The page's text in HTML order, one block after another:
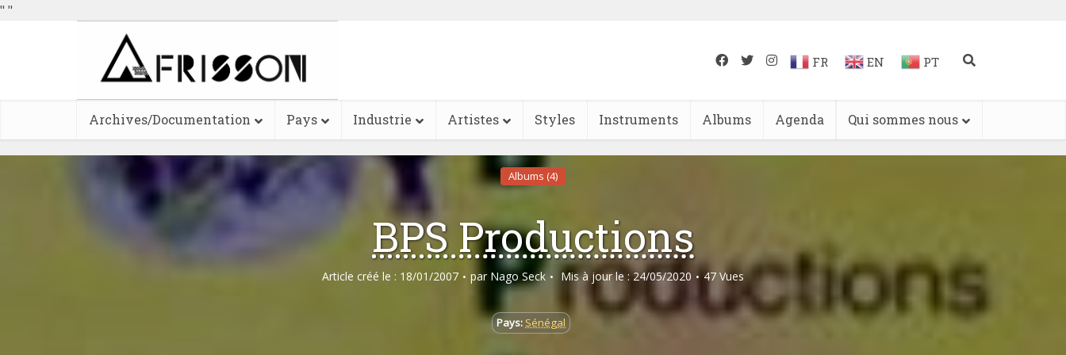
" "
FR EN PT
Archives/Documentation Pays Industrie Artistes Styles Instruments Albums Agenda Qui sommes nous
Albums (4)
BPS Productions
Article créé le : 18/01/2007 par Nago Seck Mis à jour le : 24/05/2020 47 Vues
Pays: Sénégal